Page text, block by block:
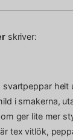
skriver:
svartpeppar helt
i smakerna,
ger lite mer
tex vitlök,